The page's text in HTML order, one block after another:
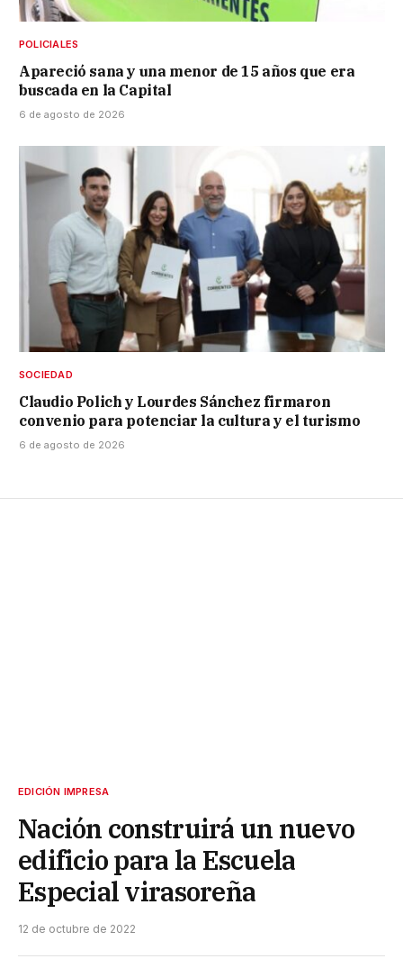
POLICIALES
Apareció sana y una menor de 15 años que era
buscada en la Capital
6 de agosto de 2026
SOCIEDAD
Claudio Polich y Lourdes Sánchez firmaron
convenio para potenciar la cultura y el turismo
6 de agosto de 2026
EDICIÓN IMPRESA
Nación construirá un nuevo
edificio para la Escuela
Especial virasoreña
12 de octubre de 2022